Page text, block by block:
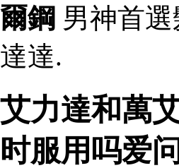
爾鋼 男神首
達達.
艾力達和萬
时服用吗爱问